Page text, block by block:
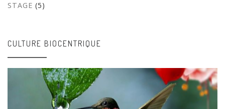
STAGE (5)
CULTURE BIOCENTRIQUE